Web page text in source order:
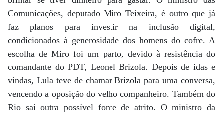
Comunicações, deputado Miro Teixeira, é outro que já
faz planos para investir na inclusão digital,
condicionados à generosidade dos homens do cofre. A
escolha de Miro foi um parto, devido à resistência do
comandante do PDT, Leonel Brizola. Depois de idas e
vindas, Lula teve de chamar Brizola para uma conversa,
vencendo a oposição do velho companheiro. Também do
Rio sai outra possível fonte de atrito. O ministro da